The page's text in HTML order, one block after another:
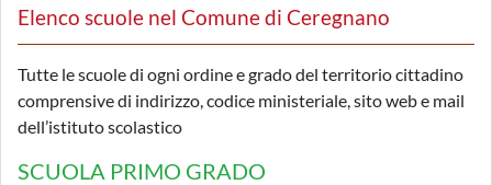
Elenco scuole nel Comune di Ceregnano
Tutte le scuole di ogni ordine e grado del territorio cittadino
comprensive di indirizzo, codice ministeriale, sito web e mail
dell’istituto scolastico
SCUOLA PRIMO GRADO